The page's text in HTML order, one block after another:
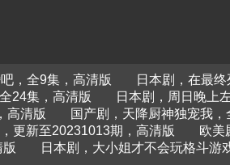
，全9集，高清版 日本剧，在最
24集，高清版 日本剧，周日晚上
高清版 国产剧，天降厨神独宠我，
更新至20231013期，高清版 欧美
日本剧，大小姐才不会玩格斗游